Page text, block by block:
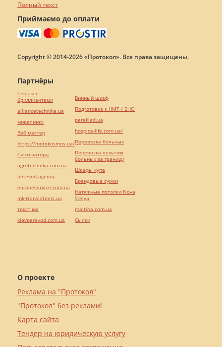
Полный текст
Приймаємо до оплати
Copyright © 2014-2026 «Протокол». Все права защищены.
О проекте
Реклама на "Протокол"
"Протокол" без реклами!
Карта сайта
Тендер на юридическую услугу
Партнёры
Серьги с
бриллиантами
alliancetechnika.ua
миралинкс
Веб мастер
https://motokosmos.ua/
Синтезаторы
agrotechnika.com.ua
perevod.agency
europeservice.com.ua
mk-translations.ua
текст юа
kievperevod.com.ua
Винный шкаф
Подготовка к НМТ / ВНО
pereklad.ua
hospice-life.com.ua/
Перевозка больных
Перевозка лежачих
больных за границу
Шкафы купе
Брендовые сумки
Натяжные потолки Nova
Stelya
maltina.com.ua
Cылки